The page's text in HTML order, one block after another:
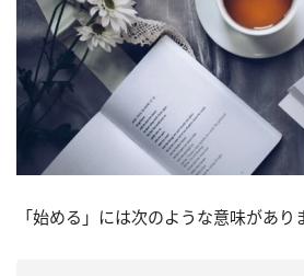
「始める」には次のような意味があり